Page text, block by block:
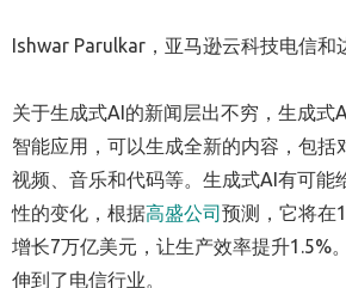
Ishwar Parulkar，亚马逊云科技电信和
关于生成式AI的新闻层出不穷，生成式
智能应用，可以生成全新的内容，包括
视频、音乐和代码等。生成式AI有可能
性的变化，根据高盛公司预测，它将在
增长7万亿美元，让生产效率提升1.5%
伸到了电信行业。